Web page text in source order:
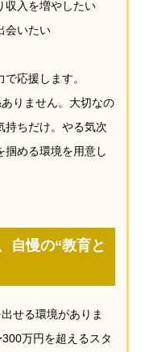
収入を増やしたい
会いたい
応援します。
りません。大切なの
持ちだけ。やる気次
掴める環境を用意し
自慢の“教育と
せる環境がありま
万円を超えるスタ